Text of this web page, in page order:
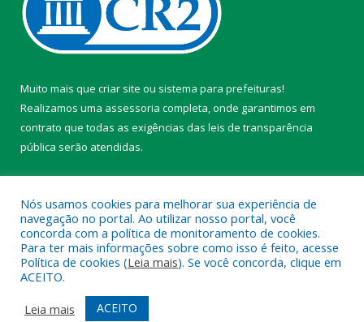
Muito mais que criar site ou sistema para prefeituras!
Realizamos uma assessoria completa, onde garantimos em
contrato que todas as exigências das leis de transparência
pública serão atendidas.
Todos os direitos reservados a Câmara Municipal de Belterra.
Mapa do Site
Acessar Área Administrativa
Nós usamos cookies para melhorar sua experiência de
navegação no portal. Ao utilizar nosso portal, você
concorda com a política de monitoramento de cookies.
Para ter mais informações sobre como isso é feito, acesse
Política de cookies (Leia mais). Se você concorda, clique em
ACEITO.
Leia mais
ACEITO